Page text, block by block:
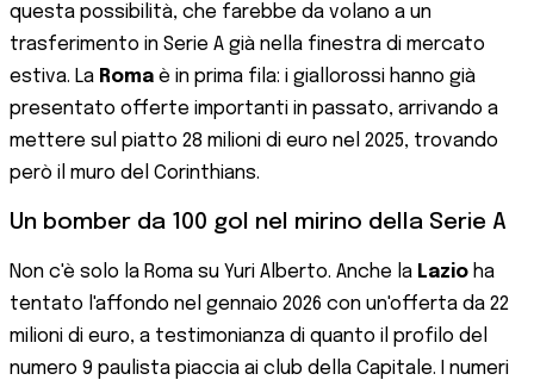
questa possibilità, che farebbe da volano a un
trasferimento in Serie A già nella finestra di mercato
estiva. La Roma è in prima fila: i giallorossi hanno già
presentato offerte importanti in passato, arrivando a
mettere sul piatto 28 milioni di euro nel 2025, trovando
però il muro del Corinthians.
Un bomber da 100 gol nel mirino della Serie A
Non c'è solo la Roma su Yuri Alberto. Anche la Lazio ha
tentato l'affondo nel gennaio 2026 con un'offerta da 22
milioni di euro, a testimonianza di quanto il profilo del
numero 9 paulista piaccia ai club della Capitale. I numeri